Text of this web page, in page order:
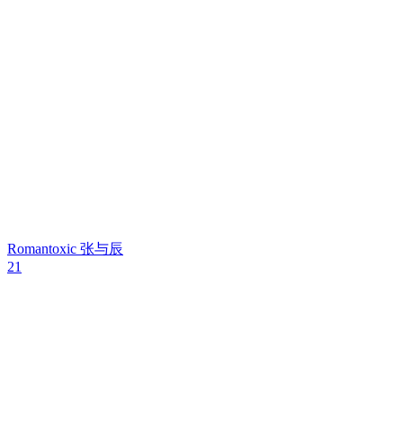
Romantoxic 张与辰
21